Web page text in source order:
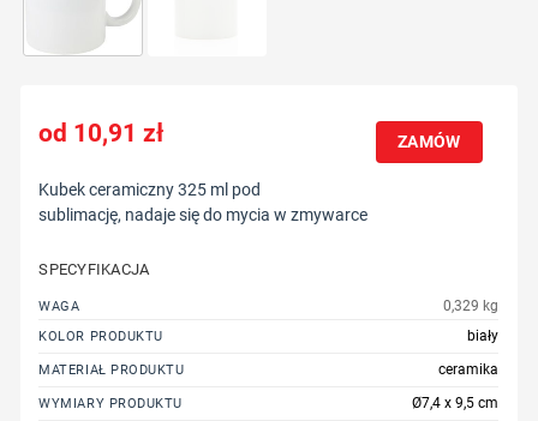
10,91zł ZAMÓW
Kubek ceramiczny 325 ml pod
sublimację, nadaje się do mycia w zmywarce
SPECYFIKACJA
WAGA 0,329 kg
KOLOR PRODUKTU biały
MATERIAŁ PRODUKTU ceramika
WYMIARY PRODUKTU Ø7,4 x 9,5 cm